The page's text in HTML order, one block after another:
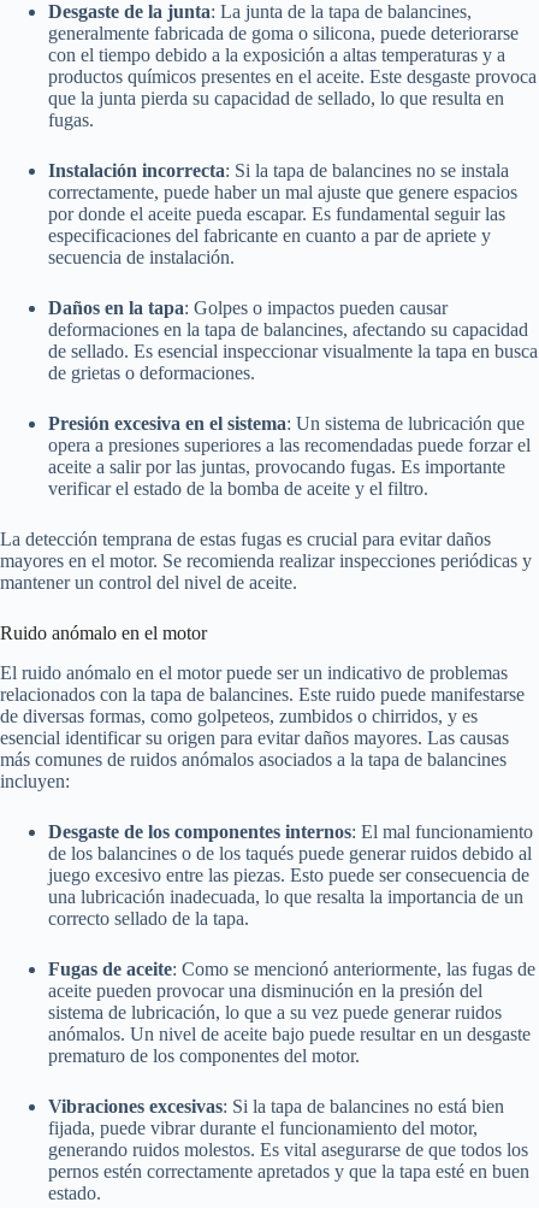
Desgaste de la junta: La junta de la tapa de balancines,
generalmente fabricada de goma o silicona, puede deteriorarse
con el tiempo debido a la exposición a altas temperaturas y a
productos químicos presentes en el aceite. Este desgaste provoca
que la junta pierda su capacidad de sellado, lo que resulta en
fugas.
Instalación incorrecta: Si la tapa de balancines no se instala
correctamente, puede haber un mal ajuste que genere espacios
por donde el aceite pueda escapar. Es fundamental seguir las
especificaciones del fabricante en cuanto a par de apriete y
secuencia de instalación.
Daños en la tapa: Golpes o impactos pueden causar
deformaciones en la tapa de balancines, afectando su capacidad
de sellado. Es esencial inspeccionar visualmente la tapa en busca
de grietas o deformaciones.
Presión excesiva en el sistema: Un sistema de lubricación que
opera a presiones superiores a las recomendadas puede forzar el
aceite a salir por las juntas, provocando fugas. Es importante
verificar el estado de la bomba de aceite y el filtro.
La detección temprana de estas fugas es crucial para evitar daños
mayores en el motor. Se recomienda realizar inspecciones periódicas y
mantener un control del nivel de aceite.
Ruido anómalo en el motor
El ruido anómalo en el motor puede ser un indicativo de problemas
relacionados con la tapa de balancines. Este ruido puede manifestarse
de diversas formas, como golpeteos, zumbidos o chirridos, y es
esencial identificar su origen para evitar daños mayores. Las causas
más comunes de ruidos anómalos asociados a la tapa de balancines
incluyen:
Desgaste de los componentes internos: El mal funcionamiento
de los balancines o de los taqués puede generar ruidos debido al
juego excesivo entre las piezas. Esto puede ser consecuencia de
una lubricación inadecuada, lo que resalta la importancia de un
correcto sellado de la tapa.
Fugas de aceite: Como se mencionó anteriormente, las fugas de
aceite pueden provocar una disminución en la presión del
sistema de lubricación, lo que a su vez puede generar ruidos
anómalos. Un nivel de aceite bajo puede resultar en un desgaste
prematuro de los componentes del motor.
Vibraciones excesivas: Si la tapa de balancines no está bien
fijada, puede vibrar durante el funcionamiento del motor,
generando ruidos molestos. Es vital asegurarse de que todos los
pernos estén correctamente apretados y que la tapa esté en buen
estado.